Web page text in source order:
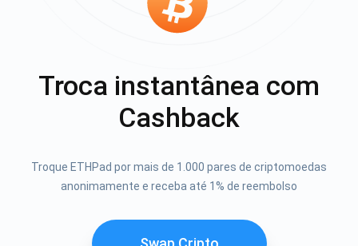
Troca instantânea com
Cashback
Troque ETHPad por mais de 1.000 pares de criptomoedas
anonimamente e receba até 1% de reembolso